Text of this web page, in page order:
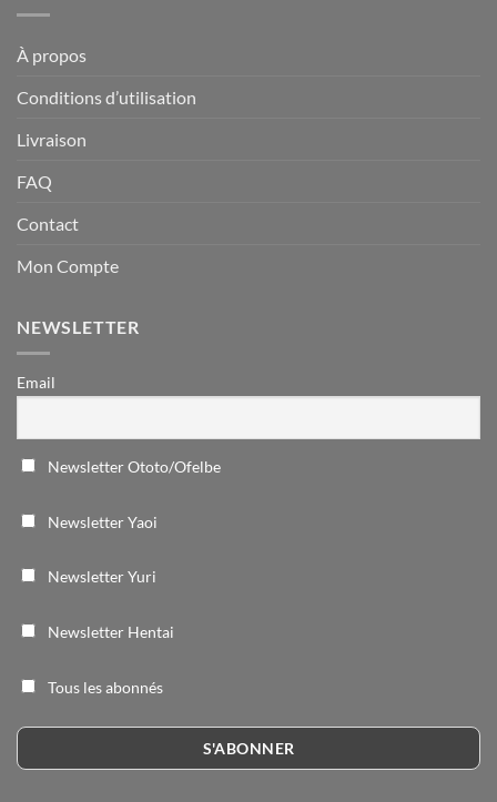
À propos
Conditions d’utilisation
Livraison
FAQ
Contact
Mon Compte
NEWSLETTER
Email
Newsletter Ototo/Ofelbe
Newsletter Yaoi
Newsletter Yuri
Newsletter Hentai
Tous les abonnés